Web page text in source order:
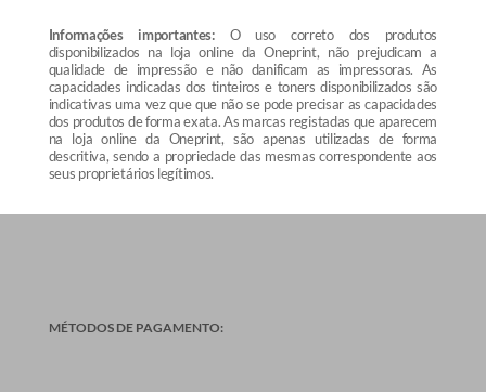
Informações importantes: O uso correto dos produtos
disponibilizados na loja online da Oneprint, não prejudicam a
qualidade de impressão e não danificam as impressoras. As
capacidades indicadas dos tinteiros e toners disponibilizados são
indicativas uma vez que que não se pode precisar as capacidades
dos produtos de forma exata. As marcas registadas que aparecem
na loja online da Oneprint, são apenas utilizadas de forma
descritiva, sendo a propriedade das mesmas correspondente aos
seus proprietários legítimos.
MÉTODOS DE PAGAMENTO: